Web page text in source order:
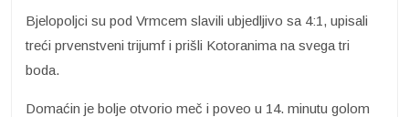
Bjelopoljci su pod Vrmcem slavili ubjedljivo sa 4:1, upisali
treći prvenstveni trijumf i prišli Kotoranima na svega tri
boda.
Domaćin je bolje otvorio meč i poveo u 14. minutu golom